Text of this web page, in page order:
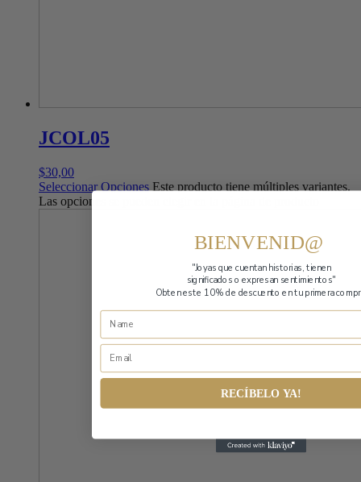
JCOL05
$30,00
Seleccionar Opciones Este producto tiene múltiples variantes.
Las opciones se pueden elegir en la página de producto
BIENVENID@
"Joyas que cuentan historias,tienen
significados o expresan sentimientos"
Obten este 10% de descuento en tu primera
RECÍBELO YA!